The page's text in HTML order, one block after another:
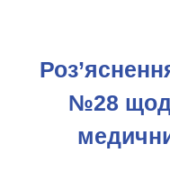
№28